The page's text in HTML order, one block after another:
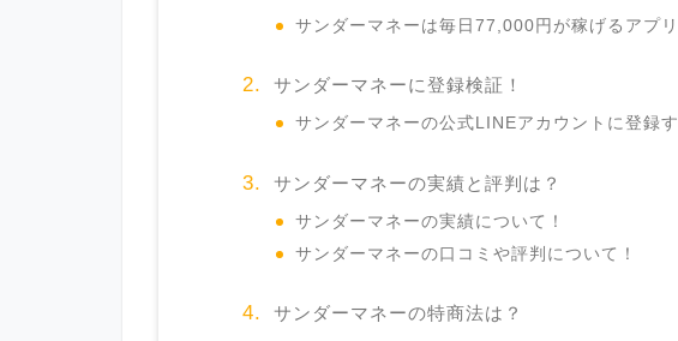
サンダーマネーは毎日77,000円が稼げるアプリ
サンダーマネーに登録検証！
サンダーマネーの公式LINEアカウントに登録す
サンダーマネーの実績と評判は？
サンダーマネーの実績について！
サンダーマネーの口コミや評判について！
サンダーマネーの特商法は？